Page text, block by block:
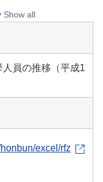
Show all
員の推移（平成1
excel/rfz